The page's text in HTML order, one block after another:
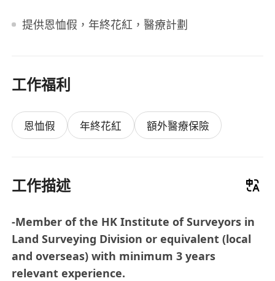
提供恩恤假，年終花紅，醫療計劃
工作福利
恩恤假 年終花紅 額外醫療保險
工作描述
-Member of the HK Institute of Surveyors in
Land Surveying Division or equivalent (local
and overseas) with minimum 3 years
relevant experience.